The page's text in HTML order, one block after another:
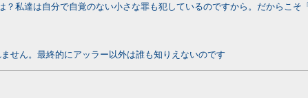
私達は自分で自覚のない小さな罪も犯しているのですから。だからこ
せん。最終的にアッラー以外は誰も知りえないのです